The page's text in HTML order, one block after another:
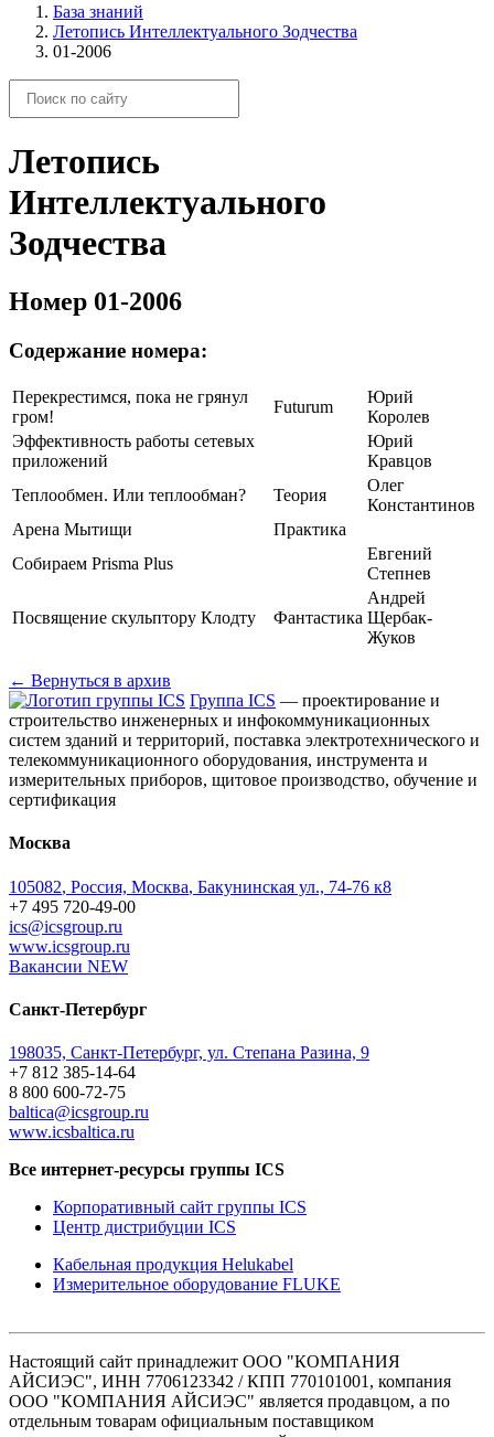
База знаний
Летопись Интеллектуального Зодчества
01-2006
Летопись
Интеллектуального
Зодчества
Номер 01-2006
Содержание номера:
Перекрестимся, пока не грянул
гром!
Futurum
Юрий
Королев
Эффективность работы сетевых
приложений
Юрий
Кравцов
Теплообмен. Или теплообман?
Теория
Олег
Константинов
Арена Мытищи
Практика
Собираем Prisma Plus
Евгений
Степнев
Посвящение скульптору Клодту Фантастика
Андрей
Щербак-
Жуков
← Вернуться в архив
Группа ICS — проектирование и
строительство инженерных и инфокоммуникационных
систем зданий и территорий, поставка электротехнического и
телекоммуникационного оборудования, инструмента и
измерительных приборов, щитовое производство, обучение и
сертификация
Москва
105082, Россия, Москва, Бакунинская ул., 74-76 к8
+7 495 720-49-00
ics@icsgroup.ru
www.icsgroup.ru
Вакансии NEW
Санкт-Петербург
198035, Санкт-Петербург, ул. Степана Разина, 9
+7 812 385-14-64
8 800 600-72-75
baltica@icsgroup.ru
www.icsbaltica.ru
Все интернет-ресурсы группы ICS
Корпоративный сайт группы ICS
Центр дистрибуции ICS
Кабельная продукция Helukabel
Измерительное оборудование FLUKE
Настоящий сайт принадлежит ООО "КОМПАНИЯ
АЙСИЭС", ИНН 7706123342 / КПП 770101001, компания
ООО "КОМПАНИЯ АЙСИЭС" является продавцом, а по
отдельным товарам официальным поставщиком